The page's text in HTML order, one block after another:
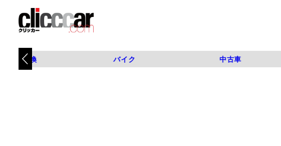
タイヤ交換 バイク 中古車